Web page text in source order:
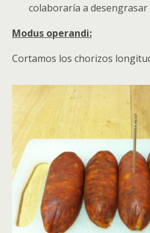
colaboraría a
Modus operandi:
Cortamos los chorizos